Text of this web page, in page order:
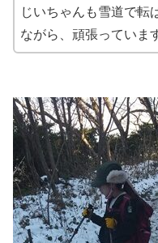
じいちゃんも雪道で転
ながら、頑張っていま